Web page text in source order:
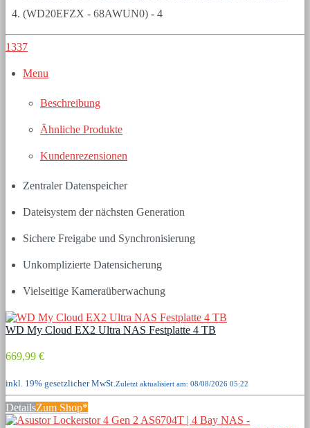
1337
Menu
Beschreibung
Ähnliche Produkte
Kundenrezensionen
Zentraler Datenspeicher
Dateisystem der nächsten Generation
Sichere Freigabe und Synchronisierung
Unkomplizierte Datensicherung
Vielseitige Kameraüberwachung
WD My Cloud EX2 Ultra NAS Festplatte 4 TB
669,99 €
inkl. 19% gesetzlicher MwSt. Zuletzt aktualisiert am: 08/08/2026 05:22
DetailsZum Shop*